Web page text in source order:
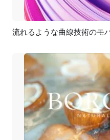
プレビュー